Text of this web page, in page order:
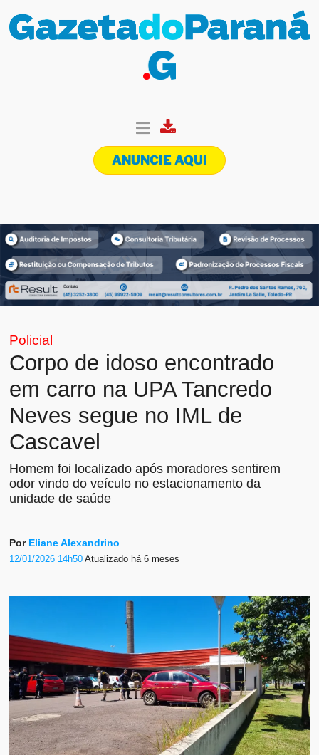
ANUNCIE AQUI
Policial
Corpo de idoso encontrado
em carro na UPA Tancredo
Neves segue no IML de
Cascavel
Homem foi localizado após moradores sentirem
odor vindo do veículo no estacionamento da
unidade de saúde
Por Eliane Alexandrino
12/01/2026 14h50Atualizado há 6 meses